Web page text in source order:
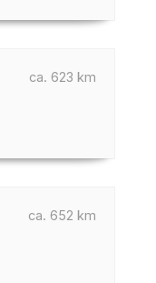
ca. 623 km
ca. 652 km